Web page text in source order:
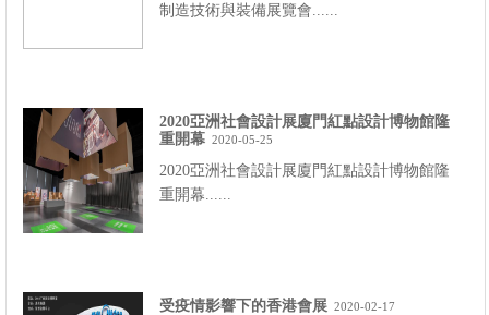
制造技術與裝備展覽會......
2020亞洲社會設計展廈門紅點設計博物館隆
重開幕 2020-05-25
2020亞洲社會設計展廈門紅點設計博物館隆
重開幕......
受疫情影響下的香港會展 2020-02-17